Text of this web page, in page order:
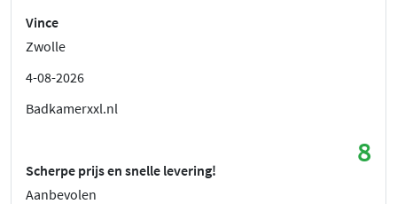
Vince
Zwolle
4-08-2026
Badkamerxxl.nl
8
Scherpe prijs en snelle levering!
Aanbevolen